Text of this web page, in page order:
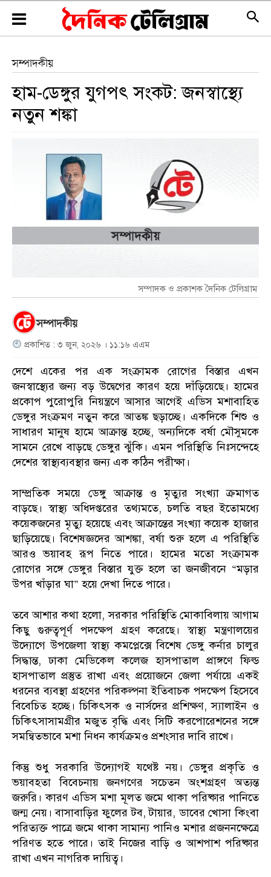
সম্পাদকীয়
হাম-ডেঙ্গুর যুগপৎ সংকট: জনস্বাস্থ্যে
নতুন শঙ্কা
সম্পাদক ও প্রকাশক দৈনিক টেলিগ্রাম
সম্পাদকীয়
প্রকাশিত : ৩ জুন, ২০২৬ । ১১:১৬ এএম
দেশে একের পর এক সংক্রামক রোগের বিস্তার এখন
জনস্বাস্থ্যের জন্য বড় উদ্বেগের কারণ হয়ে দাঁড়িয়েছে। হামের
প্রকোপ পুরোপুরি নিয়ন্ত্রণে আসার আগেই এডিস মশাবাহিত
ডেঙ্গুর সংক্রমণ নতুন করে আতঙ্ক ছড়াচ্ছে। একদিকে শিশু ও
সাধারণ মানুষ হামে আক্রান্ত হচ্ছে, অন্যদিকে বর্ষা মৌসুমকে
সামনে রেখে বাড়ছে ডেঙ্গুর ঝুঁকি। এমন পরিস্থিতি নিঃসন্দেহে
দেশের স্বাস্থ্যব্যবস্থার জন্য এক কঠিন পরীক্ষা।
সাম্প্রতিক সময়ে ডেঙ্গু আক্রান্ত ও মৃত্যুর সংখ্যা ক্রমাগত
বাড়ছে। স্বাস্থ্য অধিদপ্তরের তথ্যমতে, চলতি বছর ইতোমধ্যে
কয়েকজনের মৃত্যু হয়েছে এবং আক্রান্তের সংখ্যা কয়েক হাজার
ছাড়িয়েছে। বিশেষজ্ঞদের আশঙ্কা, বর্ষা শুরু হলে এ পরিস্থিতি
আরও ভয়াবহ রূপ নিতে পারে। হামের মতো সংক্রামক
রোগের সঙ্গে ডেঙ্গুর বিস্তার যুক্ত হলে তা জনজীবনে “মড়ার
উপর খাঁড়ার ঘা” হয়ে দেখা দিতে পারে।
তবে আশার কথা হলো, সরকার পরিস্থিতি মোকাবিলায় আগাম
কিছু গুরুত্বপূর্ণ পদক্ষেপ গ্রহণ করেছে। স্বাস্থ্য মন্ত্রণালয়ের
উদ্যোগে উপজেলা স্বাস্থ্য কমপ্লেক্সে বিশেষ ডেঙ্গু কর্নার চালুর
সিদ্ধান্ত, ঢাকা মেডিকেল কলেজ হাসপাতাল প্রাঙ্গণে ফিল্ড
হাসপাতাল প্রস্তুত রাখা এবং প্রয়োজনে জেলা পর্যায়ে একই
ধরনের ব্যবস্থা গ্রহণের পরিকল্পনা ইতিবাচক পদক্ষেপ হিসেবে
বিবেচিত হচ্ছে। চিকিৎসক ও নার্সদের প্রশিক্ষণ, স্যালাইন ও
চিকিৎসাসামগ্রীর মজুত বৃদ্ধি এবং সিটি করপোরেশনের সঙ্গে
সমন্বিতভাবে মশা নিধন কার্যক্রমও প্রশংসার দাবি রাখে।
কিন্তু শুধু সরকারি উদ্যোগই যথেষ্ট নয়। ডেঙ্গুর প্রকৃতি ও
ভয়াবহতা বিবেচনায় জনগণের সচেতন অংশগ্রহণ অত্যন্ত
জরুরি। কারণ এডিস মশা মূলত জমে থাকা পরিষ্কার পানিতে
জন্ম নেয়। বাসাবাড়ির ফুলের টব, টায়ার, ডাবের খোসা কিংবা
পরিত্যক্ত পাত্রে জমে থাকা সামান্য পানিও মশার প্রজননক্ষেত্রে
পরিণত হতে পারে। তাই নিজের বাড়ি ও আশপাশ পরিষ্কার
রাখা এখন নাগরিক দায়িত্ব।